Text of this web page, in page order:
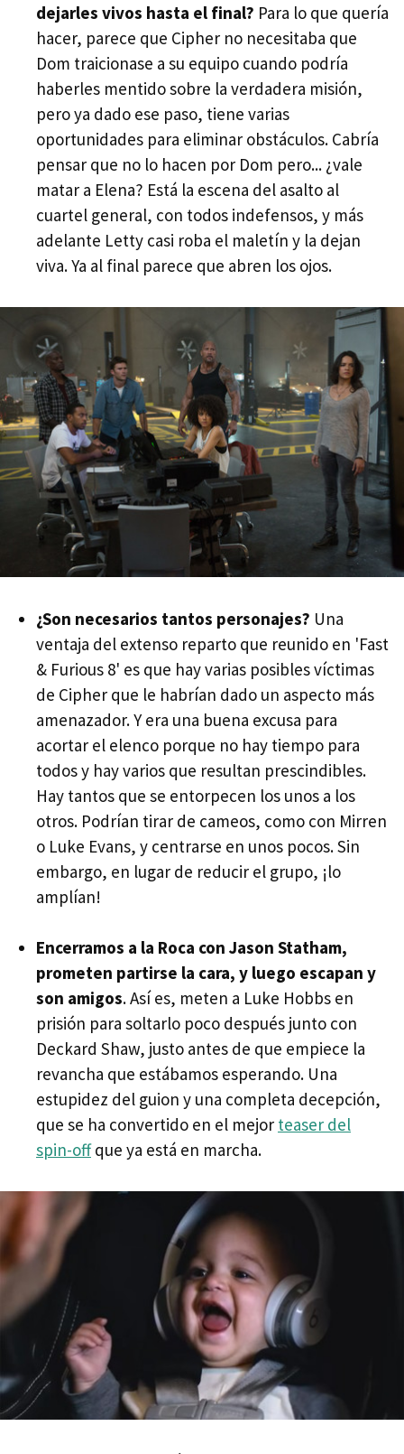
dejarles vivos hasta el final? Para lo que quería
hacer, parece que Cipher no necesitaba que
Dom traicionase a su equipo cuando podría
haberles mentido sobre la verdadera misión,
pero ya dado ese paso, tiene varias
oportunidades para eliminar obstáculos. Cabría
pensar que no lo hacen por Dom pero... ¿vale
matar a Elena? Está la escena del asalto al
cuartel general, con todos indefensos, y más
adelante Letty casi roba el maletín y la dejan
viva. Ya al final parece que abren los ojos.
¿Son necesarios tantos personajes? Una
ventaja del extenso reparto que reunido en 'Fast
& Furious 8' es que hay varias posibles víctimas
de Cipher que le habrían dado un aspecto más
amenazador. Y era una buena excusa para
acortar el elenco porque no hay tiempo para
todos y hay varios que resultan prescindibles.
Hay tantos que se entorpecen los unos a los
otros. Podrían tirar de cameos, como con Mirren
o Luke Evans, y centrarse en unos pocos. Sin
embargo, en lugar de reducir el grupo, ¡lo
amplían!
Encerramos a la Roca con Jason Statham,
prometen partirse la cara, y luego escapan y
son amigos. Así es, meten a Luke Hobbs en
prisión para soltarlo poco después junto con
Deckard Shaw, justo antes de que empiece la
revancha que estábamos esperando. Una
estupidez del guion y una completa decepción,
que se ha convertido en el mejor teaser del
spin-offque ya está en marcha.